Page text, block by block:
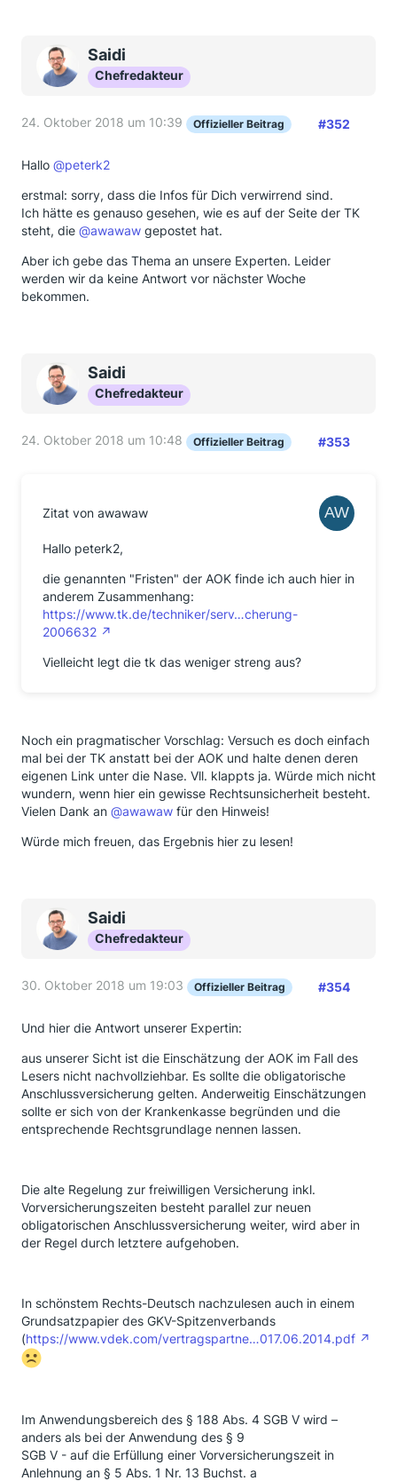
Saidi
Chefredakteur
24. Oktober 2018 um 10:39 Offizieller Beitrag #352
Hallo @peterk2
erstmal: sorry, dass die Infos für Dich verwirrend sind.
Ich hätte es genauso gesehen, wie es auf der Seite der TK
steht, die @awawaw gepostet hat.
Aber ich gebe das Thema an unsere Experten. Leider
werden wir da keine Antwort vor nächster Woche
bekommen.
Saidi
Chefredakteur
24. Oktober 2018 um 10:48 Offizieller Beitrag #353
Zitat von awawaw
Hallo peterk2,
die genannten "Fristen" der AOK finde ich auch hier in
anderem Zusammenhang:
https://www.tk.de/techniker/serv…cherung-
2006632
Vielleicht legt die tk das weniger streng aus?
Noch ein pragmatischer Vorschlag: Versuch es doch einfach
mal bei der TK anstatt bei der AOK und halte denen deren
eigenen Link unter die Nase. Vll. klappts ja. Würde mich nicht
wundern, wenn hier ein gewisse Rechtsunsicherheit besteht.
Vielen Dank an @awawaw für den Hinweis!
Würde mich freuen, das Ergebnis hier zu lesen!
Saidi
Chefredakteur
30. Oktober 2018 um 19:03 Offizieller Beitrag #354
Und hier die Antwort unserer Expertin:
aus unserer Sicht ist die Einschätzung der AOK im Fall des
Lesers nicht nachvollziehbar. Es sollte die obligatorische
Anschlussversicherung gelten. Anderweitig Einschätzungen
sollte er sich von der Krankenkasse begründen und die
entsprechende Rechtsgrundlage nennen lassen.
Die alte Regelung zur freiwilligen Versicherung inkl.
Vorversicherungszeiten besteht parallel zur neuen
obligatorischen Anschlussversicherung weiter, wird aber in
der Regel durch letztere aufgehoben.
In schönstem Rechts-Deutsch nachzulesen auch in einem
Grundsatzpapier des GKV-Spitzenverbands
(https://www.vdek.com/vertragspartne…017.06.2014.pdf
Im Anwendungsbereich des § 188 Abs. 4 SGB V wird –
anders als bei der Anwendung des § 9
SGB V - auf die Erfüllung einer Vorversicherungszeit in
Anlehnung an § 5 Abs. 1 Nr. 13 Buchst. a